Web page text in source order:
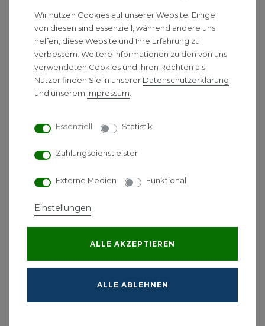
info@unidomo.com
Montag - Freitag 08:00 - 17:00 Uhr
Hilfe
Herstellerwelten
Über uns
Warum UNIDOMO?
Unsere Bewertungen
Achtung: Fake Shops!
Wir nutzen Cookies auf unserer Website. Einige
von diesen sind essenziell, während andere uns
helfen, diese Website und Ihre Erfahrung zu
verbessern. Weitere Informationen zu den von uns
verwendeten Cookies und Ihren Rechten als
Nutzer finden Sie in unserer Daten­schutz­erklärung
und unserem Impressum
Essenziell Statistik
Zahlungsdienstleister
Externe Medien Funktional
Einstellungen
ALLE AKZEPTIEREN
ALLE ABLEHNEN